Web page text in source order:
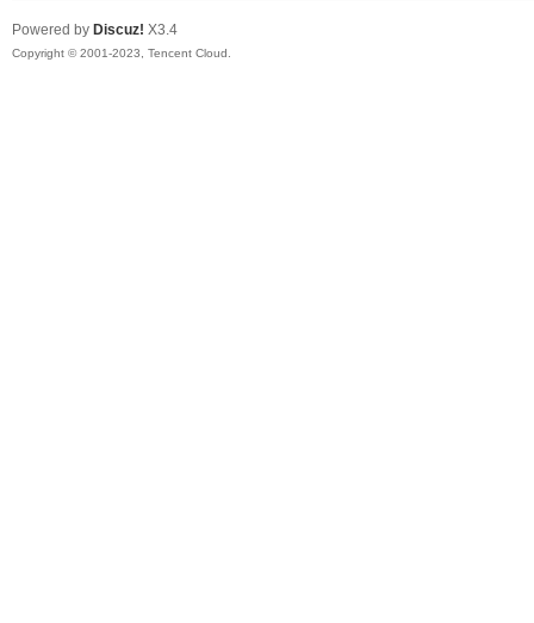
Powered by Discuz! X3.4
Copyright © 2001-2023, Tencent Cloud.